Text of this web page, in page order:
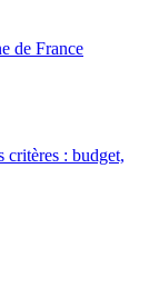
de France
critères : budget,